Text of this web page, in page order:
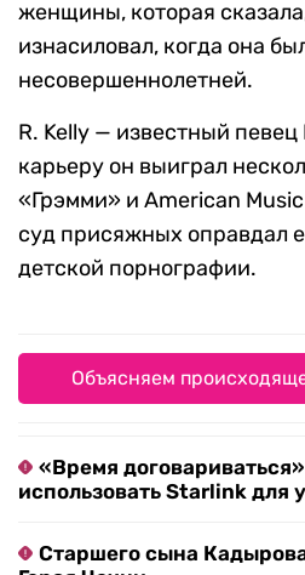
женщины, которая
изнасиловал, когда она
несовершеннолетней.
R. Kelly — известный певец
карьеру он выиграл
«Грэмми» и American
суд присяжных оправдал
детской порнографии.
Объясняем
«Время
использовать Starlink для
Старшего сына